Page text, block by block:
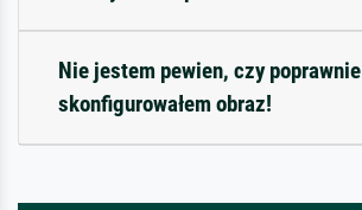
Nie jestem pewien, czy poprawnie
skonfigurowałem obraz!